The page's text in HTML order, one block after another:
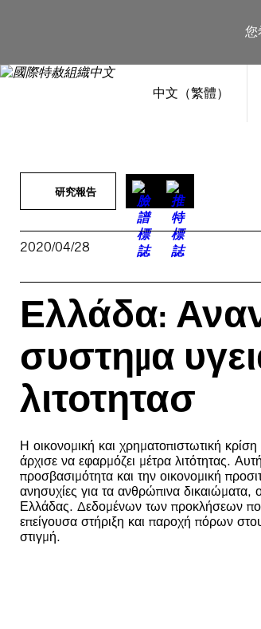
您
中文（繁體）
內
研究報告
2020/04/28
Ελλάδα:
συστημα
λιτοτητασ
Η οικονομική και χρηματοπιστωτική
άρχισε να εφαρμόζει μέτρα λιτότητας.
προσβασιμότητα και την οικονομική
ανησυχίες για τα ανθρώπινα δικαιώματα,
Ελλάδας. Δεδομένων των προκλήσεων που
επείγουσα στήριξη και παροχή πόρων
στιγμή.